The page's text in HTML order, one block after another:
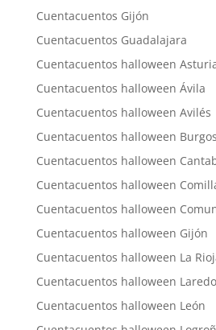
Cuentacuentos Gijón
Cuentacuentos Guadalajara
Cuentacuentos halloween
Cuentacuentos halloween Ávila
Cuentacuentos halloween Avilés
Cuentacuentos halloween Burgos
Cuentacuentos halloween
Cuentacuentos halloween
Cuentacuentos halloween
Cuentacuentos halloween Gijón
Cuentacuentos halloween La
Cuentacuentos halloween Laredo
Cuentacuentos halloween León